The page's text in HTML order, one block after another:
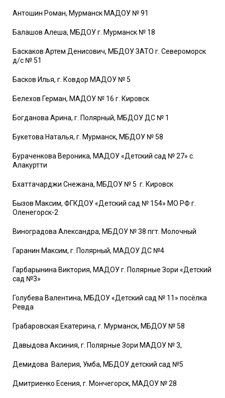
Антошин Роман, Мурманск МАДОУ № 91
Балашов Алеша, МБДОУ г. Мурманск № 18
Баскаков Артем Денисович, МБДОУ ЗАТО г. Североморск
д/с № 51
Басков Илья, г. Ковдор МАДОУ № 5
Белехов Герман, МАДОУ № 16 г. Кировск
Богданова Арина, г. Полярный, МБДОУ ДС № 1
Букетова Наталья, г. Мурманск, МБДОУ № 58
Бураченкова Вероника, МАДОУ «Детский сад № 27» с.
Алакуртти
Бхаттачарджи Снежана, МБДОУ № 5 г. Кировск
Бызов Максим, ФГКДОУ «Детский сад № 154» МО РФ г.
Оленегорск-2
Виноградова Александра, МБДОУ № 38 пгт. Молочный
Гаранин Максим, г. Полярный, МАДОУ ДС №4
Гарбарынина Виктория, МАДОУ г. Полярные Зори «Детский
сад №3»
Голубева Валентина, МБДОУ «Детский сад № 11» посёлка
Ревда
Грабаровская Екатерина, г. Мурманск, МБДОУ № 58
Давыдова Аксиния, г. Полярные Зори МАДОУ № 3,
Демидова Валерия, Умба, МБДОУ детский сад №5
Дмитриенко Есения, г. Мончегорск, МАДОУ № 28